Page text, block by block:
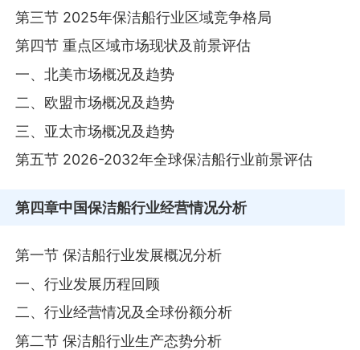
第三节 2025年保洁船行业区域竞争格局
第四节 重点区域市场现状及前景评估
一、北美市场概况及趋势
二、欧盟市场概况及趋势
三、亚太市场概况及趋势
第五节 2026-2032年全球保洁船行业前景评估
第四章中国保洁船行业经营情况分析
第一节 保洁船行业发展概况分析
一、行业发展历程回顾
二、行业经营情况及全球份额分析
第二节 保洁船行业生产态势分析